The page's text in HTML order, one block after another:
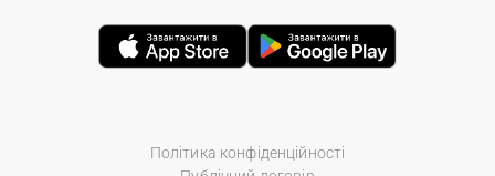
Політика конфіденційності